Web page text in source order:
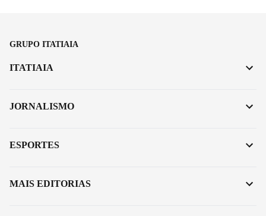
GRUPO ITATIAIA
ITATIAIA
JORNALISMO
ESPORTES
MAIS EDITORIAS